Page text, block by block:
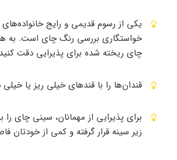
یکی از رسوم قدیمی ‌و رایج خانواده‌های
خواستگاری بررسی رنگ چای است. به
چای ریخته‌ شده برای پذیرایی دقت
قندان‌ها را با قندهای خیلی ریز یا
برای پذیرایی از مهمانان، سینی چای
زیر سینه قرار گرفته و کمی‌ از خودتان